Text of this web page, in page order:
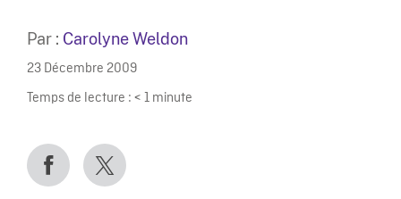
Par : Carolyne Weldon
23 Décembre 2009
Temps de lecture : < 1 minute